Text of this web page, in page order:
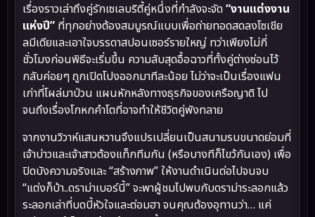
เรื่องราวเล่าถึงคู่รักเซเลบริตี้คู่หนึ่งที่กำลังจะจัด“งานแต่งงาน
แห่งปี” ที่ทุกอย่างต้องสมบูรณ์แบบเพื่อถ่ายทอดสดลงโซเชีย
ลมีเดียและเอาใจบรรดาสปอนเซอร์รายใหญ่ ทว่าเพียงไม่กี่
ชั่วโมงก่อนพิธีจะเริ่มขึ้น ความลับสุดอื้อฉาวที่ทั้งคู่ต่างซ่อนไว้
กลับค่อยๆ ถูกเปิดโปงออกมาทีละน้อย ไม่ว่าจะเป็นเรื่องแฟน
เก่าที่โผล่มาป่วน แผนหักหลังทางธุรกิจของเครือญาติ ไป
จนถึงเรื่องโกหกคำโตที่อาจทำให้ชีวิตคู่พังทลาย
จากงานวิวาห์แสนหวานจึงแปรเปลี่ยนเป็นสนามรบขนาดย่อมที่
เจ้าบ่าวและเจ้าสาวต้องแท็กทีมกัน (หรือบางทีก็ไขว้กันเอง) เพื่อ
ปิดบังความจริงและ “สร้างภาพ” ให้งานดำเนินต่อไปจนจบ
“แต่งก็บ้า..ดราม่าเบอร์นี้” จะพาผู้ชมไปพบกับดราม่าระลอกแล้ว
ระลอกเล่าที่บดบี้หัวใจและต่อมฮา จนคุณต้องอุทานว่า… แค่